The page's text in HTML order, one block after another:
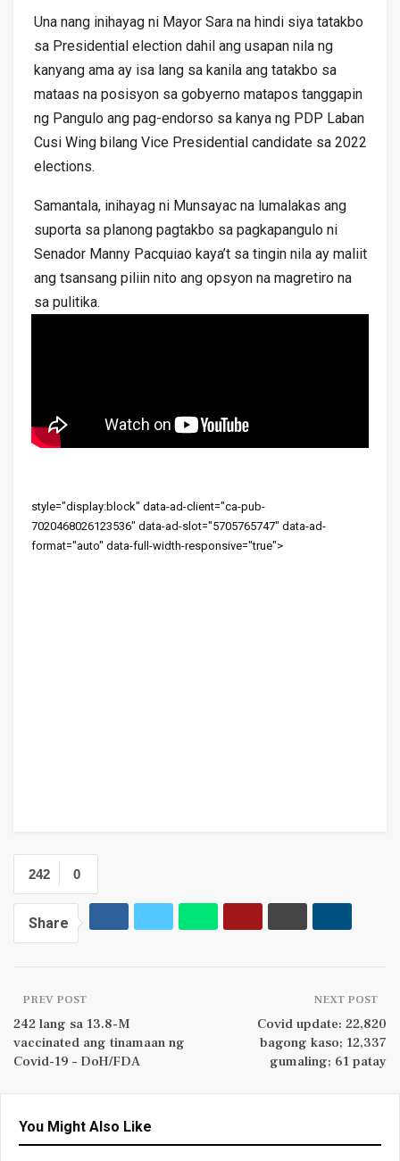
Una nang inihayag ni Mayor Sara na hindi siya tatakbo
sa Presidential election dahil ang usapan nila ng
kanyang ama ay isa lang sa kanila ang tatakbo sa
mataas na posisyon sa gobyerno matapos tanggapin
ng Pangulo ang pag-endorso sa kanya ng PDP Laban
Cusi Wing bilang Vice Presidential candidate sa 2022
elections.
Samantala, inihayag ni Munsayac na lumalakas ang
suporta sa planong pagtakbo sa pagkapangulo ni
Senador Manny Pacquiao kaya’t sa tingin nila ay maliit
ang tsansang piliin nito ang opsyon na magretiro na
sa pulitika.
style="display:block" data-ad-client="ca-pub-
7020468026123536" data-ad-slot="5705765747" data-ad-
format="auto" data-full-width-responsive="true">
0
242
Share
PREV POST
242 lang sa 13.8-M
vaccinated ang tinamaan ng
Covid-19 – DoH/FDA
NEXT POST
Covid update: 22,820
bagong kaso; 12,337
gumaling; 61 patay
You Might Also Like